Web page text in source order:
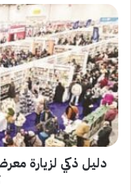
دليل
ذكي
لزيارة
معرض
الكتاب
2026:
كيف
تقضي
يومًا
ثقافيًا